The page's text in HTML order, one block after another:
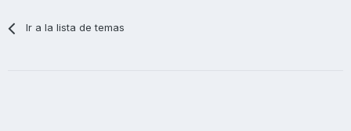
Ir a la lista de temas